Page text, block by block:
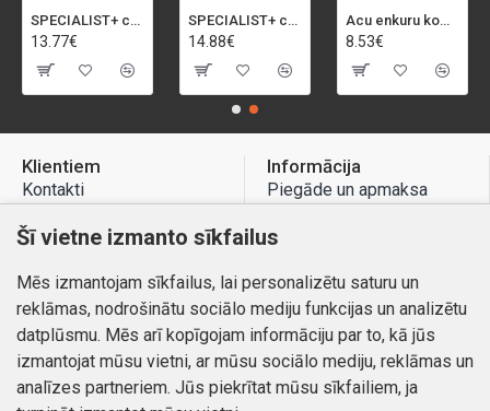
SPECIALIST+ caurumu zāģis BI-METAL, 92 mm
13.77€
SPECIALIST+ caurumu zāģis BI-METAL, 98 mm
14.88€
Acu enkuru komplekts, 3-13 mm, Rapid, 12 gab.
8.53€
Klientiem
Kontakti
Preču atgriešana
Mans profils
Pasūtījumi
Informācija
Piegāde un apmaksa
Atteikuma tiesības
Kontakti
Šī vietne izmanto sīkfailus
Mēs izmantojam sīkfailus, lai personalizētu saturu un
reklāmas, nodrošinātu sociālo mediju funkcijas un analizētu
datplūsmu. Mēs arī kopīgojam informāciju par to, kā jūs
izmantojat mūsu vietni, ar mūsu sociālo mediju, reklāmas un
analīzes partneriem. Jūs piekrītat mūsu sīkfailiem, ja